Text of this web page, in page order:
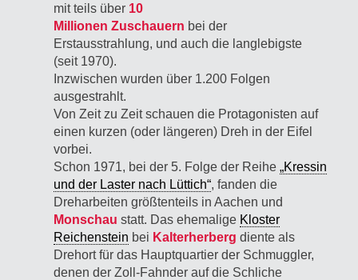
mit teils über 10
Millionen Zuschauern bei der
Erstausstrahlung, und auch die langlebigste
(seit 1970).
Inzwischen wurden über 1.200 Folgen
ausgestrahlt.
Von Zeit zu Zeit schauen die Protagonisten auf
einen kurzen (oder längeren) Dreh in der Eifel
vorbei.
Schon 1971, bei der 5. Folge der Reihe „Kressin
und der Laster nach Lüttich“, fanden die
Dreharbeiten größtenteils in Aachen und
Monschau statt. Das ehemalige Kloster
Reichenstein bei Kalterherberg diente als
Drehort für das Hauptquartier der Schmuggler,
denen der Zoll-Fahnder auf die Schliche